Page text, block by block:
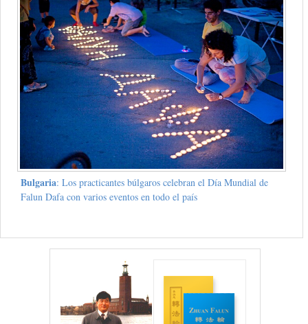
Bulgaria: Los practicantes búlgaros celebran el Día Mundial de
Falun Dafa con varios eventos en todo el país